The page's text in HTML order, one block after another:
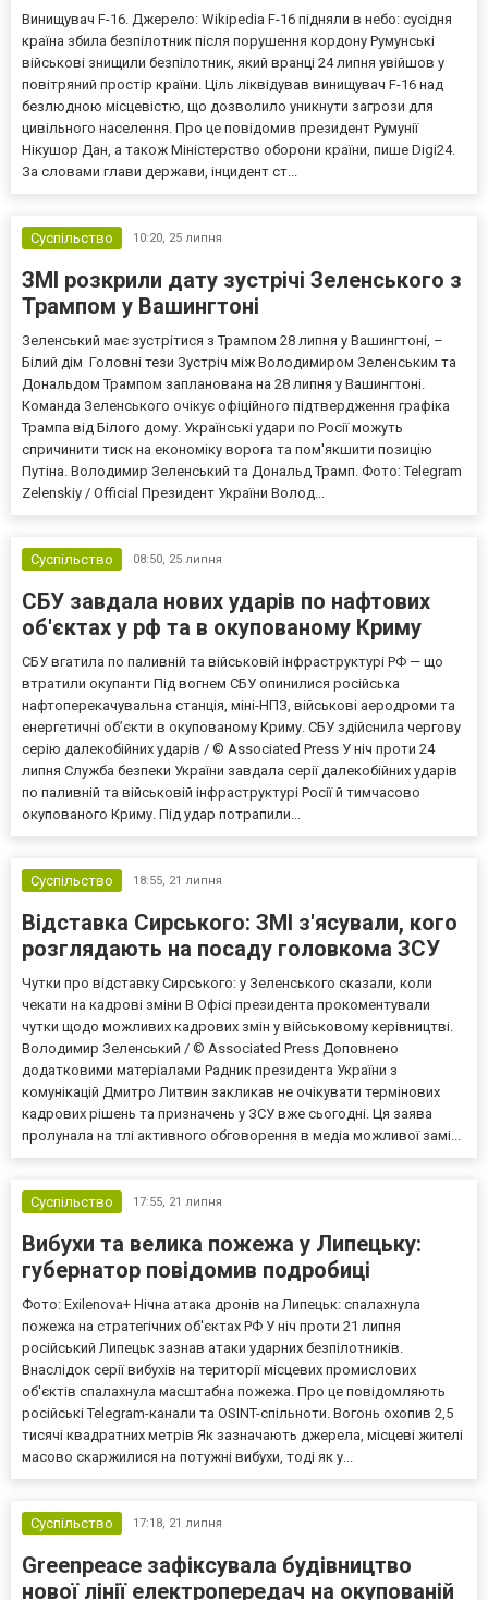
Винищувач F-16. Джерело: Wikipedia F-16 підняли в небо: сусідня
країна збила безпілотник після порушення кордону Румунські
військові знищили безпілотник, який вранці 24 липня увійшов у
повітряний простір країни. Ціль ліквідував винищувач F-16 над
безлюдною місцевістю, що дозволило уникнути загрози для
цивільного населення. Про це повідомив президент Румунії
Нікушор Дан, а також Міністерство оборони країни, пише Digi24.
За словами глави держави, інцидент ст...
Суспільство 10:20, 25 липня
ЗМІ розкрили дату зустрічі Зеленського з
Трампом у Вашингтоні
Зеленський має зустрітися з Трампом 28 липня у Вашингтоні, –
Білий дім Головні тези Зустріч між Володимиром Зеленським та
Дональдом Трампом запланована на 28 липня у Вашингтоні.
Команда Зеленського очікує офіційного підтвердження графіка
Трампа від Білого дому. Українські удари по Росії можуть
спричинити тиск на економіку ворога та пом'якшити позицію
Путіна. Володимир Зеленський та Дональд Трамп. Фото: Telegram
Zelenskiy / Official Президент України Волод...
Суспільство 08:50, 25 липня
СБУ завдала нових ударів по нафтових
об'єктах у рф та в окупованому Криму
СБУ вгатила по паливній та військовій інфраструктурі РФ — що
втратили окупанти Під вогнем СБУ опинилися російська
нафтоперекачувальна станція, міні-НПЗ, військові аеродроми та
енергетичні об’єкти в окупованому Криму. СБУ здійснила чергову
серію далекобійних ударів / © Associated Press У ніч проти 24
липня Служба безпеки України завдала серії далекобійних ударів
по паливній та військовій інфраструктурі Росії й тимчасово
окупованого Криму. Під удар потрапили...
Суспільство 18:55, 21 липня
Відставка Сирського: ЗМІ з'ясували, кого
розглядають на посаду головкома ЗСУ
Чутки про відставку Сирського: у Зеленського сказали, коли
чекати на кадрові зміни В Офісі президента прокоментували
чутки щодо можливих кадрових змін у військовому керівництві.
Володимир Зеленський / © Associated Press Доповнено
додатковими матеріалами Радник президента України з
комунікацій Дмитро Литвин закликав не очікувати термінових
кадрових рішень та призначень у ЗСУ вже сьогодні. Ця заява
пролунала на тлі активного обговорення в медіа можливої замі...
Суспільство 17:55, 21 липня
Вибухи та велика пожежа у Липецьку:
губернатор повідомив подробиці
Фото: Exilenova+ Нічна атака дронів на Липецьк: спалахнула
пожежа на стратегічних об'єктах РФ У ніч проти 21 липня
російський Липецьк зазнав атаки ударних безпілотників.
Внаслідок серії вибухів на території місцевих промислових
об'єктів спалахнула масштабна пожежа. Про це повідомляють
російські Telegram-канали та OSINT-спільноти. Вогонь охопив 2,5
тисячі квадратних метрів Як зазначають джерела, місцеві жителі
масово скаржилися на потужні вибухи, тоді як у...
Суспільство 17:18, 21 липня
Greenpeace зафіксувала будівництво
нової лінії електропередач на окупованій